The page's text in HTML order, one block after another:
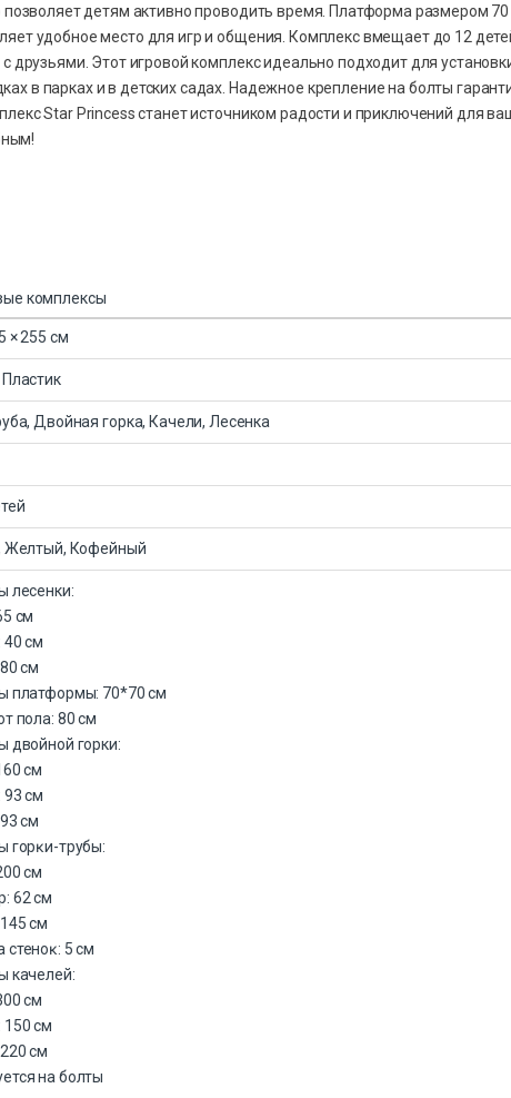
позволяет детям активно проводить время. Платформа размером 70
удобное место для игр и общения. Комплекс вмещает до 12
друзьями. Этот игровой комплекс идеально подходит для
в парках и в детских садах. Надежное крепление на болты
Star Princess станет источником радости и приключений для
комплексы
× 255 см
Двойная горка, Качели, Лесенка
Желтый, Кофейный
лесенки:
см
см
см
платформы: 70*70 см
пола: 80 см
двойной горки:
см
см
см
горĸи-трубы:
см
62 см
см
5 см
качелей:
см
см
см
на болты